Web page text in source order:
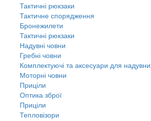
Тактичні рюкзаки
Тактичне спорядження
Бронежилети
Тактичні рюкзаки
Надувні човни
Гребні човни
Комплектуючі та аксесуари для
Моторні човни
Приціли
Оптика зброї
Приціли
Тепловізори